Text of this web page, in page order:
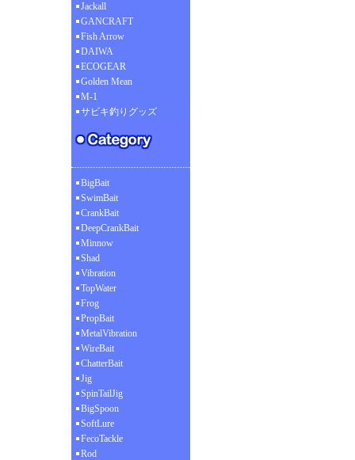
Jackall
GANCRAFT
Fish Arrow
DAIWA
ECOGEAR
Golden Mean
M-1
サビキ釣りグッズ
BigBait
SwimBait
CrankBait
DeepCrankBait
Minnow
Shad
Vibration
TopWater
Frog
PropBait
MetalVibration
WireBait
ChatterBait
Jig
SpinTailJig
BigSpoon
SoftLure
FecoTackle
Rod